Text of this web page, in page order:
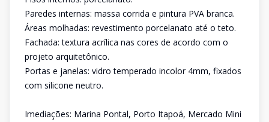
Paredes internas: massa corrida e pintura PVA branca.
Áreas molhadas: revestimento porcelanato até o teto.
Fachada: textura acrílica nas cores de acordo com o
projeto arquitetônico.
Portas e janelas: vidro temperado incolor 4mm, fixados
com silicone neutro.
Imediações: Marina Pontal, Porto Itapoá, Mercado Mini